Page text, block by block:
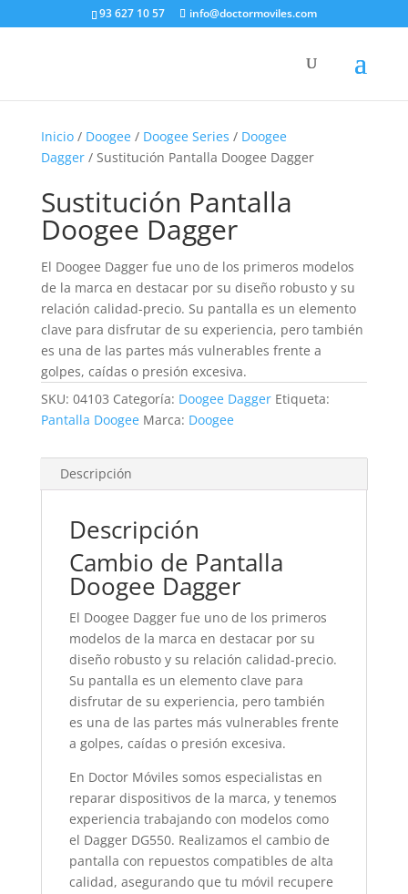
93 627 10 57 info@doctormoviles.com
Inicio/ Doogee/ Doogee Series / Doogee
Dagger/ Sustitución Pantalla Doogee Dagger
Sustitución Pantalla
Doogee Dagger
El Doogee Dagger fue uno de los primeros modelos
de la marca en destacar por su diseño robusto y su
relación calidad-precio. Su pantalla es un elemento
clave para disfrutar de su experiencia, pero también
es una de las partes más vulnerables frente a
golpes, caídas o presión excesiva.
SKU: 04103 Categoría: Doogee Dagger Etiqueta:
Pantalla Doogee Marca: Doogee
Descripción
Descripción
Cambio de Pantalla
Doogee Dagger
El Doogee Dagger fue uno de los primeros
modelos de la marca en destacar por su
diseño robusto y su relación calidad-precio.
Su pantalla es un elemento clave para
disfrutar de su experiencia, pero también
es una de las partes más vulnerables frente
a golpes, caídas o presión excesiva.
En Doctor Móviles somos especialistas en
reparar dispositivos de la marca, y tenemos
experiencia trabajando con modelos como
el Dagger DG550. Realizamos el cambio de
pantalla con repuestos compatibles de alta
calidad, asegurando que tu móvil recupere